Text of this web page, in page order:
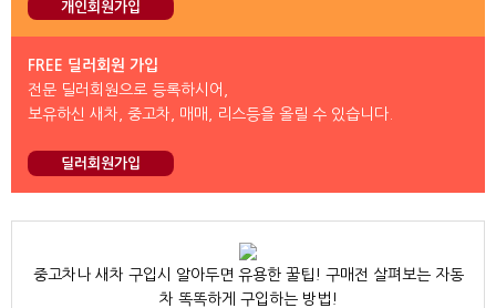
개인회원가입
FREE 딜러회원 가입
전문 딜러회원으로 등록하시어,
보유하신 새차, 중고차, 매매, 리스등을 올릴 수 있습니다.
딜러회원가입
중고차나 새차 구입시 알아두면 유용한 꿀팁! 구매전 살펴보는 자동
차 똑똑하게 구입하는 방법!